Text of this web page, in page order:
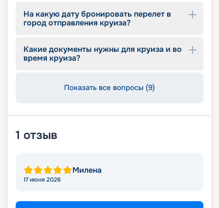
На какую дату бронировать перелет в
город отправления круиза?
Какие документы нужны для круиза и во
время круиза?
Показать все вопросы (9)
1 отзыв
Милена
17 июня 2026